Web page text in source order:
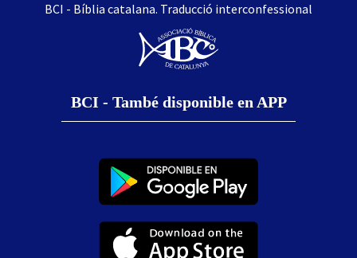
BCI - Bíblia catalana. Traducció interconfessional
BCI - També disponible en APP